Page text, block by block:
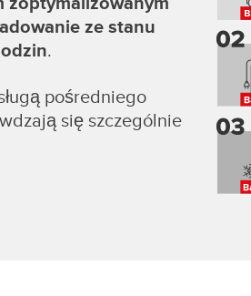
ze stanu
.
pośredniego
się szczególnie